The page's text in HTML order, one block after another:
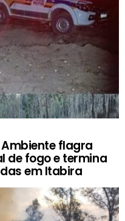
Ambiente flagra
de fogo e termina
em Itabira